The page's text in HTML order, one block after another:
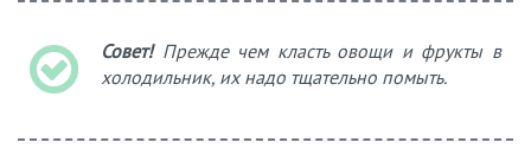
Совет!Прежде чем класть овощи и фрукты в
холодильник, их надо тщательно помыть.